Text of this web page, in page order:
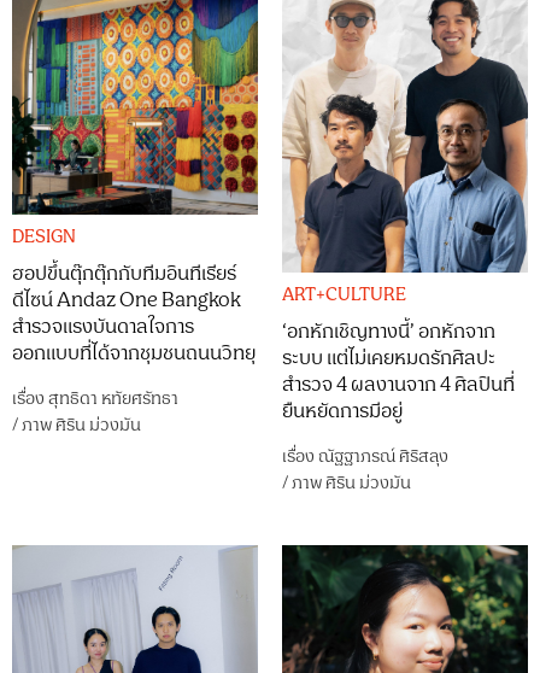
DESIGN
ฮอปขึ้นตุ๊กตุ๊กกับทีมอินทีเรียร์
ดีไซน์ Andaz One Bangkok
สำรวจแรงบันดาลใจการ
ออกแบบที่ได้จากชุมชนถนนวิทยุ
เรื่องสุทธิดา หทัยศรัทธา
/ภาพศิริน ม่วงมัน
ART+CULTURE
‘อกหักเชิญทางนี้’ อกหักจาก
ระบบ แต่ไม่เคยหมดรักศิลปะ
สำรวจ 4 ผลงานจาก 4 ศิลปินที่
ยืนหยัดการมีอยู่
เรื่องณัฐฐาภรณ์ ศิริสลุง
/ภาพศิริน ม่วงมัน